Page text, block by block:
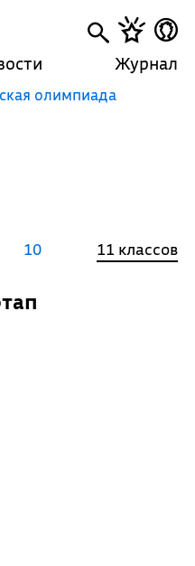
Журнал
олимпиада
10 11 классов